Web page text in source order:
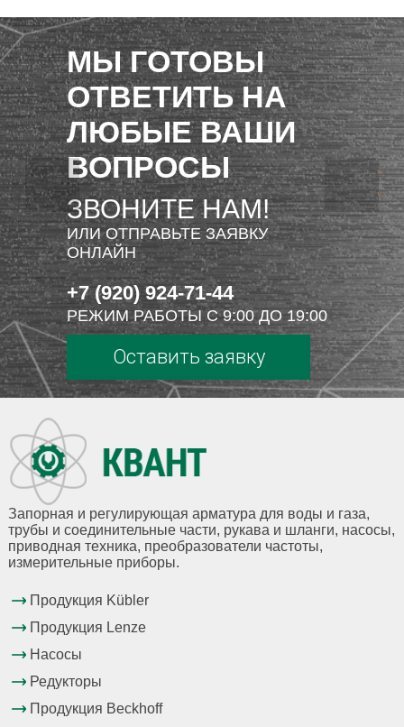
МЫ ГОТОВЫ
ОТВЕТИТЬ НА
ЛЮБЫЕ ВАШИ
ВОПРОСЫ
ЗВОНИТЕ НАМ!
ИЛИ ОТПРАВЬТЕ ЗАЯВКУ
ОНЛАЙН
+7 (920) 924-71-44
РЕЖИМ РАБОТЫ С 9:00 ДО 19:00
Оставить заявку
Запорная и регулирующая арматура для воды и газа,
трубы и соединительные части, рукава и шланги, насосы,
приводная техника, преобразователи частоты,
измерительные приборы.
Продукция Kübler
Продукция Lenze
Насосы
Редукторы
Продукция Beckhoff